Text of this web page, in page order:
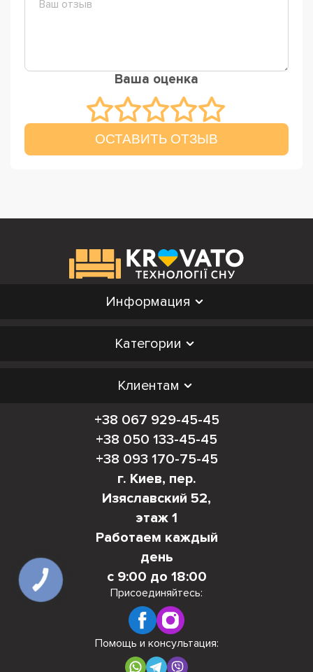
Ваша оценка
ОСТАВИТЬ ОТЗЫВ
Информация
Категории
Клиентам
+38 067 929-45-45
+38 050 133-45-45
+38 093 170-75-45
г. Киев, пер.
Изяславский 52,
этаж 1
Работаем каждый
день
с 9:00 до 18:00
Присоединяйтесь:
Помощь и консультация:
КНОПКА
СВЯЗИ